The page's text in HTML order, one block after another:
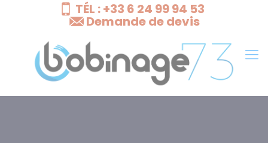
TÉL : +33 6 24 99 94 53
Demande de devis
Cookies management panel